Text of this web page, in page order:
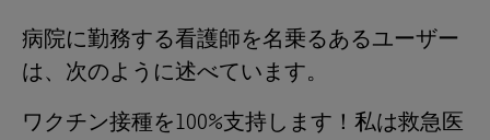
病院に勤務する看護師を名乗るあるユーザー
は、次のように述べています。
ワクチン接種を100%支持します！私は救急医